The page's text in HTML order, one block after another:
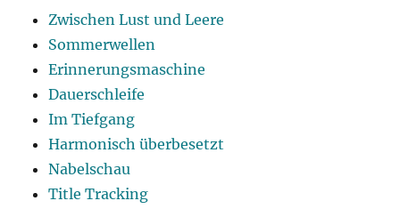
Zwischen Lust und Leere
Sommerwellen
Erinnerungsmaschine
Dauerschleife
Im Tiefgang
Harmonisch überbesetzt
Nabelschau
Title Tracking